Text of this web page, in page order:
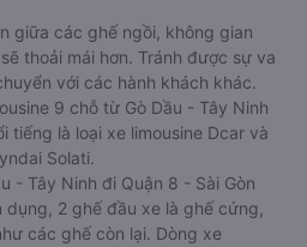
giữa các ghế ngồi, không gian
thoải mái hơn. Tránh được sự va
với các hành khách khác.
9 chỗ từ Gò Dầu - Tây Ninh
tiếng là loại xe limousine Dcar và
Solati.
- Tây Ninh đi Quận 8 - Sài Gòn
2 ghế đầu xe là ghế cứng,
các ghế còn lại. Dòng xe